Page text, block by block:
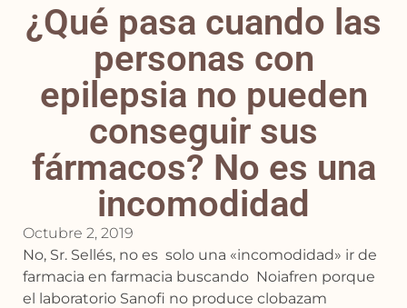
¿Qué pasa cuando las
personas con
epilepsia no pueden
conseguir sus
fármacos? No es una
incomodidad
Octubre 2, 2019
No, Sr. Sellés, no es solo una «incomodidad» ir de
farmacia en farmacia buscando Noiafren porque
el laboratorio Sanofi no produce clobazam